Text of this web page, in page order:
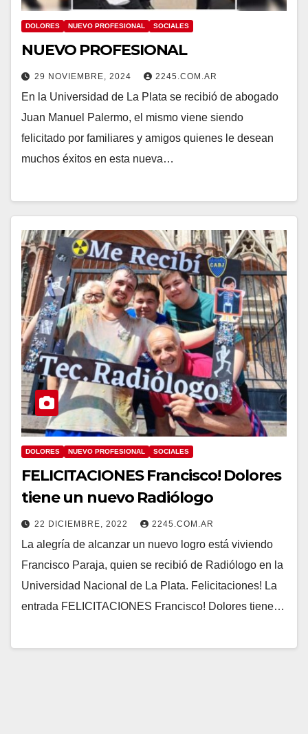
DOLORES NUEVO PROFESIONAL SOCIALES
NUEVO PROFESIONAL
29 NOVIEMBRE, 2024 2245.COM.AR
En la Universidad de La Plata se recibió de abogado
Juan Manuel Palermo, el mismo viene siendo
felicitado por familiares y amigos quienes le desean
muchos éxitos en esta nueva…
DOLORES NUEVO PROFESIONAL SOCIALES
FELICITACIONES Francisco! Dolores
tiene un nuevo Radiólogo
22 DICIEMBRE, 2022 2245.COM.AR
La alegría de alcanzar un nuevo logro está viviendo
Francisco Paraja, quien se recibió de Radiólogo en la
Universidad Nacional de La Plata. Felicitaciones! La
entrada FELICITACIONES Francisco! Dolores tiene…